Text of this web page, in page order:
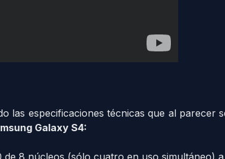
las especificaciones técnicas que al parecer
Galaxy S4:
de 8 núcleos (sólo cuatro en uso simultáneo) a